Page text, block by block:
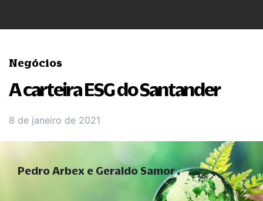
Negócios
A carteira ESG do Santander
8 de janeiro de 2021
Pedro Arbex e Geraldo Samor